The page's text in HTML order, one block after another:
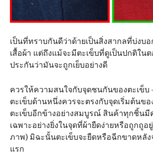
เป็นที่ทราบกันดีว่าด้ายเป็นสิ่งสากลที่บ่งบอ
เสื้อผ้า แต่ถึงแม้จะมีตะเข็บที่ดูเป็นปกติใน
ประกันว่ามันจะถูกเย็บอย่างดี
ควรให้ความสนใจกับจุดชนกันของตะเข็บ
ตะเข็บด้านหนึ่งควรจะตรงกับจุดเริ่มต้นขอ
ตะเข็บอีกข้างอย่างสมบูรณ์ สินค้าทุกชิ้น
เฉพาะอย่างยิ่งในจุดที่ผ้ายืดง่ายหรือถูกถูอ
ภาพ) มิฉะนั้นตะเข็บจะยืดหรือฉีกขาดหลัง
แรก